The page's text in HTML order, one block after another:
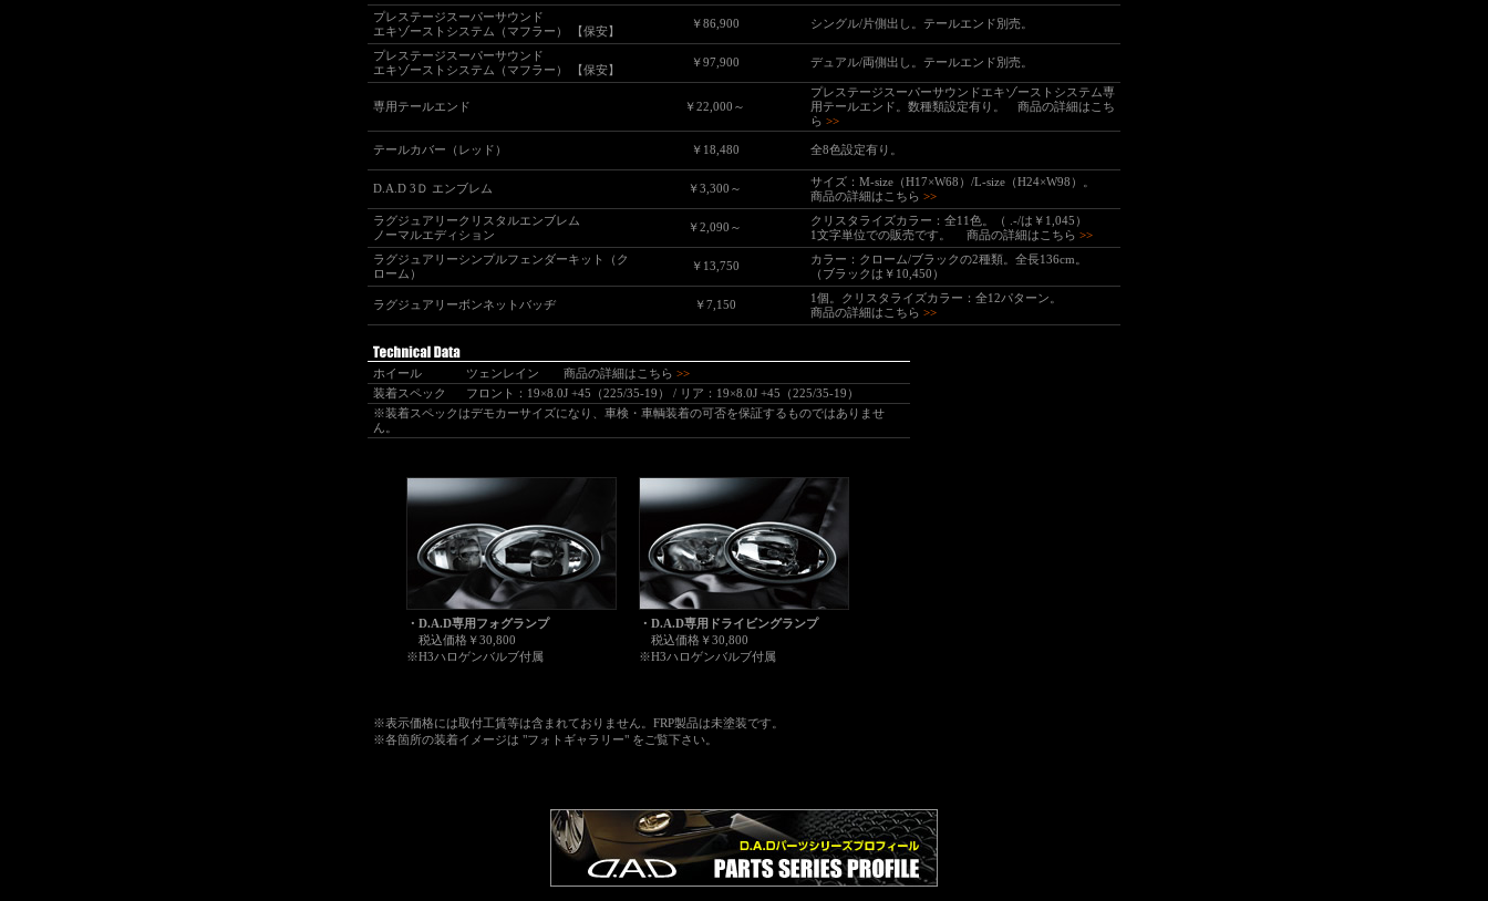
プレステージスーパーサウンド
エキゾーストシステム（マフラー） 【保安】
￥86,900 シングル/片側出し。テールエンド別売。
プレステージスーパーサウンド
エキゾーストシステム（マフラー） 【保安】
￥97,900 デュアル/両側出し。テールエンド別売。
専用テールエンド ￥22,000～
プレステージスーパーサウンドエキゾーストシステム専
用テールエンド。数種類設定有り。 商品の詳細はこち
ら >>
テールカバー（レッド） ￥18,480 全8色設定有り。
D.A.D 3Ｄ エンブレム ￥3,300～
サイズ：M-size（H17×W68）/L-size（H24×W98）。
商品の詳細はこちら >>
ラグジュアリークリスタルエンブレム
ノーマルエディション
￥2,090～ クリスタライズカラー：全11色。（ .-/は ￥1,045 ）
1文字単位での販売です。 商品の詳細はこちら >>
ラグジュアリーシンプルフェンダーキット（ク
ローム）
￥13,750
カラー：クローム/ブラックの2種類。全長136cm。
（ブラックは ￥10,450 ）
ラグジュアリーボンネットバッヂ ￥7,150
1個。クリスタライズカラー：全12パターン。
商品の詳細はこちら >>
ホイール ツェンレイン 商品の詳細はこちら >>
装着スペック
フロント：19×8.0J +45（225/35-19） / リア：19×8.0J +45（225/35-19）
※装着スペックはデモカーサイズになり、車検・車輌装着の可否を保証するものではありませ
ん。
・D.A.D専用フォグランプ
税込価格￥30,800
※H3ハロゲンバルブ付属
・D.A.D専用ドライビングランプ
税込価格￥30,800
※H3ハロゲンバルブ付属
※表示価格には取付工賃等は含まれておりません。FRP製品は未塗装です。
※各箇所の装着イメージは "フォトギャラリー" をご覧下さい。